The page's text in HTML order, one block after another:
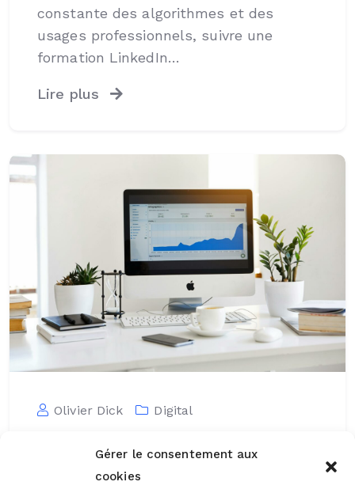
Gérer le consentement aux
cookies
constante des algorithmes et des
usages professionnels, suivre une
formation LinkedIn…
Lire plus
Olivier Dick Digital
Formation marketing
digital en Belgique : un